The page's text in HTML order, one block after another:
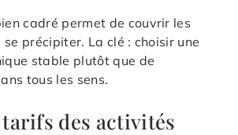
cadré permet de couvrir les
précipiter. La clé : choisir une
stable plutôt que de
tous les sens.
des activités